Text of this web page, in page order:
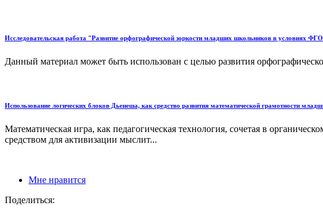
Исследовательская работа "Развитие орфографической зоркости младших школьников в условиях
Данный материал может быть использован с целью развития
Использование логических блоков Дьенеша, как средство развития математической грамотности
Математическая игра, как педагогическая технология, сочетая в
средством для активизации мыслит...
Мне нравится
Поделиться: